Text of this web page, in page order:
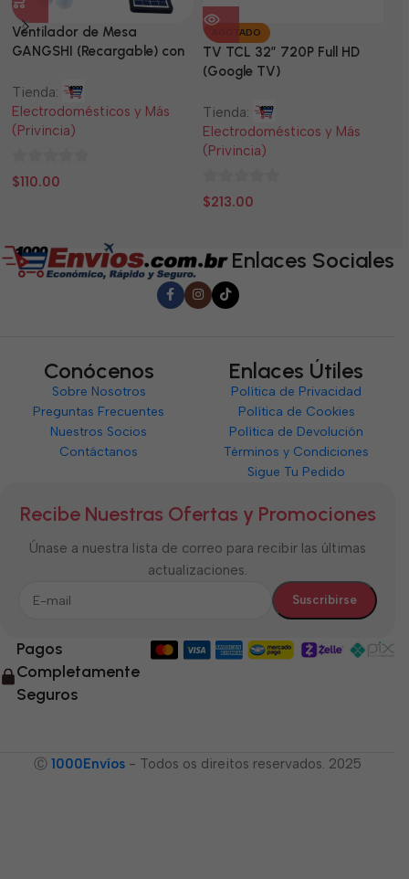
Ventilador de Mesa
GANGSHI (Recargable) con
Tienda:
Electrodomésticos y Más
(Privincia)
0
$110.00
AGOTADO
TV TCL 32” 720P Full HD
(Google TV)
Tienda:
Electrodomésticos y Más
(Privincia)
0
$213.00
Enlaces Sociales
Conócenos
Sobre Nosotros
Preguntas Frecuentes
Nuestros Socios
Contáctanos
Enlaces Útiles
Política de Privacidad
Política de Cookies
Política de Devolución
Términos y Condiciones
Sigue Tu Pedido
Recibe Nuestras Ofertas y Promociones
Únase a nuestra lista de correo para recibir las últimas
actualizaciones.
Pagos
Completamente
Seguros
Ⓒ 1000Envíos - Todos os direitos reservados. 2025